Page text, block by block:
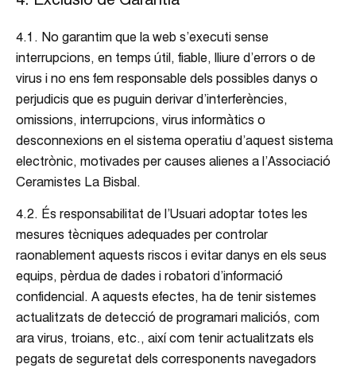
4.1. No garantim que la web s’executi sense
interrupcions, en temps útil, fiable, lliure d’errors o de
virus i no ens fem responsable dels possibles danys o
perjudicis que es puguin derivar d’interferències,
omissions, interrupcions, virus informàtics o
desconnexions en el sistema operatiu d’aquest sistema
electrònic, motivades per causes alienes a l’Associació
Ceramistes La Bisbal.
4.2. És responsabilitat de l’Usuari adoptar totes les
mesures tècniques adequades per controlar
raonablement aquests riscos i evitar danys en els seus
equips, pèrdua de dades i robatori d’informació
confidencial. A aquests efectes, ha de tenir sistemes
actualitzats de detecció de programari maliciós, com
ara virus, troians, etc., així com tenir actualitzats els
pegats de seguretat dels corresponents navegadors